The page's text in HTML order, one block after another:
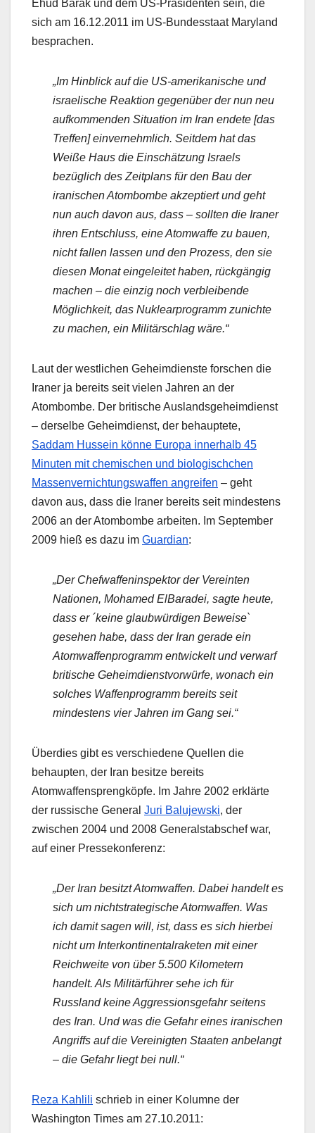
Ehud Barak und dem US-Präsidenten sein, die
sich am 16.12.2011 im US-Bundesstaat Maryland
besprachen.
„Im Hinblick auf die US-amerikanische und
israelische Reaktion gegenüber der nun neu
aufkommenden Situation im Iran endete [das
Treffen] einvernehmlich. Seitdem hat das
Weiße Haus die Einschätzung Israels
bezüglich des Zeitplans für den Bau der
iranischen Atombombe akzeptiert und geht
nun auch davon aus, dass – sollten die Iraner
ihren Entschluss, eine Atomwaffe zu bauen,
nicht fallen lassen und den Prozess, den sie
diesen Monat eingeleitet haben, rückgängig
machen – die einzig noch verbleibende
Möglichkeit, das Nuklearprogramm zunichte
zu machen, ein Militärschlag wäre.“
Laut der westlichen Geheimdienste forschen die
Iraner ja bereits seit vielen Jahren an der
Atombombe. Der britische Auslandsgeheimdienst
– derselbe Geheimdienst, der behauptete,
Saddam Hussein könne Europa innerhalb 45
Minuten mit chemischen und biologischchen
Massenvernichtungswaffen angreifen – geht
davon aus, dass die Iraner bereits seit mindestens
2006 an der Atombombe arbeiten. Im September
2009 hieß es dazu im Guardian:
„Der Chefwaffeninspektor der Vereinten
Nationen, Mohamed ElBaradei, sagte heute,
dass er ´keine glaubwürdigen Beweise`
gesehen habe, dass der Iran gerade ein
Atomwaffenprogramm entwickelt und verwarf
britische Geheimdienstvorwürfe, wonach ein
solches Waffenprogramm bereits seit
mindestens vier Jahren im Gang sei.“
Überdies gibt es verschiedene Quellen die
behaupten, der Iran besitze bereits
Atomwaffensprengköpfe. Im Jahre 2002 erklärte
der russische General Juri Balujewski, der
zwischen 2004 und 2008 Generalstabschef war,
auf einer Pressekonferenz:
„Der Iran besitzt Atomwaffen. Dabei handelt es
sich um nichtstrategische Atomwaffen. Was
ich damit sagen will, ist, dass es sich hierbei
nicht um Interkontinentalraketen mit einer
Reichweite von über 5.500 Kilometern
handelt. Als Militärführer sehe ich für
Russland keine Aggressionsgefahr seitens
des Iran. Und was die Gefahr eines iranischen
Angriffs auf die Vereinigten Staaten anbelangt
– die Gefahr liegt bei null.“
Reza Kahlili schrieb in einer Kolumne der
Washington Times am 27.10.2011: